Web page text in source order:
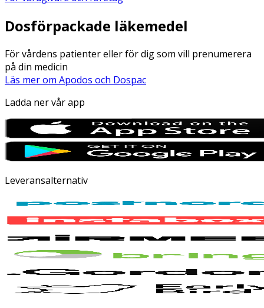
Dosförpackade läkemedel
För vårdens patienter eller för dig som vill prenumerera
på din medicin
Läs mer om Apodos och Dospac
Ladda ner vår app
Leveransalternativ